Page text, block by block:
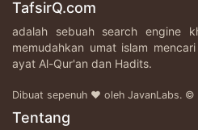
TafsirQ.com
adalah sebuah search engine
memudahkan umat islam
ayat Al-Qur'an dan Hadits.
Dibuat sepenuh ♥ oleh JavanLabs.
Tentang